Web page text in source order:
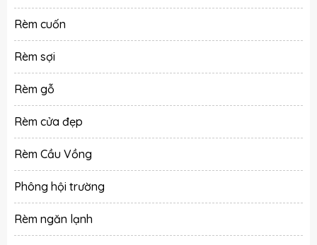
Rèm cuốn
Rèm sợi
Rèm gỗ
Rèm cửa đẹp
Rèm Cầu Vồng
Phông hội trường
Rèm ngăn lạnh